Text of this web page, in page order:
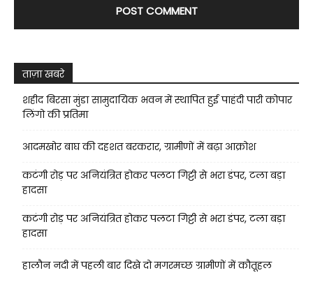
ताज़ा खबरे
शहीद बिरसा मुंडा सामुदायिक भवन में स्थापित हुई पाहंदी पारी कोपार
लिंगो की प्रतिमा
आदमखोर बाघ की दहशत बरकरार, ग्रामीणों में बढ़ा आक्रोश
कटंगी रोड़ पर अनियंत्रित होकर पलटा गिट्टी से भरा डंपर, टला बड़ा
हादसा
कटंगी रोड़ पर अनियंत्रित होकर पलटा गिट्टी से भरा डंपर, टला बड़ा
हादसा
हालौन नदी में पहली बार दिखे दो मगरमच्छ ग्रामीणों में कौतूहल